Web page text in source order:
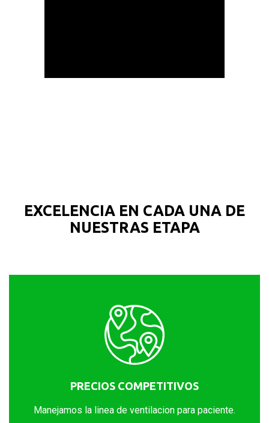
EXCELENCIA EN CADA UNA DE
NUESTRAS ETAPA
PRECIOS COMPETITIVOS
Manejamos la linea de ventilacion para paciente.